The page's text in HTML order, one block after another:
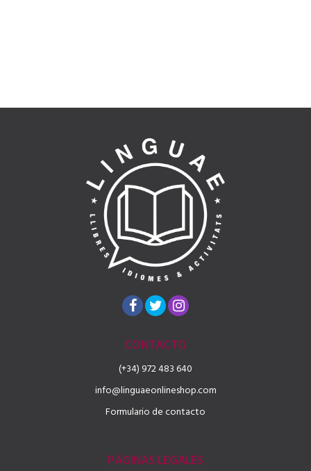
CONTACTO
(+34) 972 483 640
info@linguaeonlineshop.com
Formulario de contacto
PÁGINAS LEGALES